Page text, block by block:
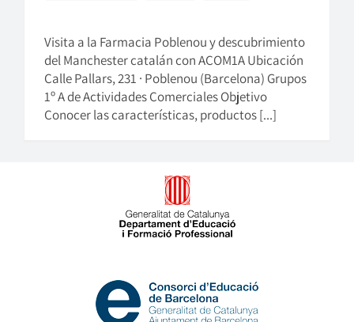
Visita a la Farmacia Poblenou y descubrimiento
del Manchester catalán con ACOM1A Ubicación
Calle Pallars, 231 · Poblenou (Barcelona) Grupos
1º A de Actividades Comerciales Objetivo
Conocer las características, productos [...]